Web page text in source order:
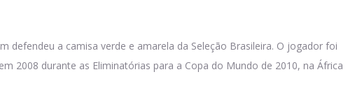
defendeu a camisa verde e amarela da Seleção Brasileira. O jogador foi
2008 durante as Eliminatórias para a Copa do Mundo de 2010, na África